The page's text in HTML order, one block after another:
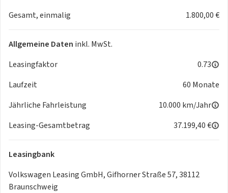
des Fahrerhauses mit Funkfernbedienung
zusätzlichem
Bedienteil im Fahrgastraum (nicht beim Beach)
9IJ Mobiltelefon-Schnittstelle "Comfort" mit induktiver
9VV Soundsystem "Harman Kardon", 13 Lautsprecher, 840
Watt
Gesamtleistung, digitaler 16-Kanal-Verstärker, Subwoofer
KS1 Head-Up-Display
"ArtVelours",
Sitzwangen in Glattlederoptik
P8B Akustik-Paket
R27 Vorbereitet für VW Connect und VW Connect Plus
Gesamt, einmalig
1.800,00 €
Allgemeine Daten inkl. MwSt.
Leasingfaktor
0.73
Laufzeit
60 Monate
Jährliche Fahrleistung
10.000 km/Jahr
Leasing-Gesamtbetrag
37.199,40 €
Leasingbank
Volkswagen Leasing GmbH, Gifhorner Straße 57, 38112
Braunschweig